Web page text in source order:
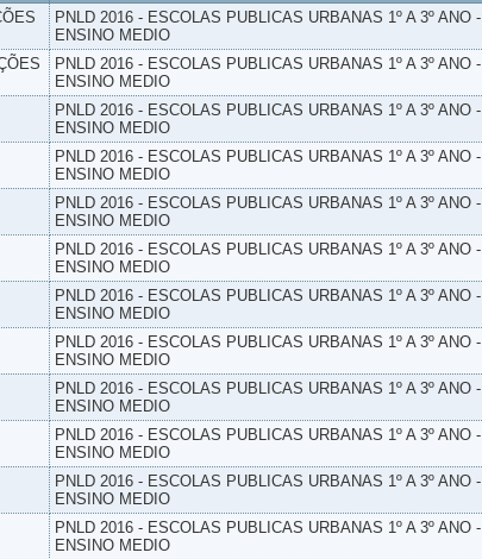
PNLD 2016 - ESCOLAS PUBLICAS URBANAS 1º A 3º ANO -
ENSINO MEDIO
PNLD 2016 - ESCOLAS PUBLICAS URBANAS 1º A 3º ANO -
ENSINO MEDIO
PNLD 2016 - ESCOLAS PUBLICAS URBANAS 1º A 3º ANO -
ENSINO MEDIO
PNLD 2016 - ESCOLAS PUBLICAS URBANAS 1º A 3º ANO -
ENSINO MEDIO
PNLD 2016 - ESCOLAS PUBLICAS URBANAS 1º A 3º ANO -
ENSINO MEDIO
PNLD 2016 - ESCOLAS PUBLICAS URBANAS 1º A 3º ANO -
ENSINO MEDIO
PNLD 2016 - ESCOLAS PUBLICAS URBANAS 1º A 3º ANO -
ENSINO MEDIO
PNLD 2016 - ESCOLAS PUBLICAS URBANAS 1º A 3º ANO -
ENSINO MEDIO
PNLD 2016 - ESCOLAS PUBLICAS URBANAS 1º A 3º ANO -
ENSINO MEDIO
PNLD 2016 - ESCOLAS PUBLICAS URBANAS 1º A 3º ANO -
ENSINO MEDIO
PNLD 2016 - ESCOLAS PUBLICAS URBANAS 1º A 3º ANO -
ENSINO MEDIO
PNLD 2016 - ESCOLAS PUBLICAS URBANAS 1º A 3º ANO -
ENSINO MEDIO